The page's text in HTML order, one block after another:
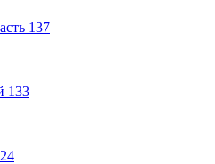
137
133